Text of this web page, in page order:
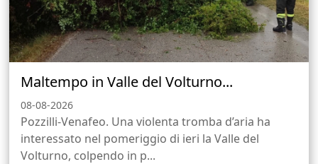
Maltempo in Valle del Volturno...
08-08-2026
Pozzilli-Venafeo. Una violenta tromba d’aria ha
interessato nel pomeriggio di ieri la Valle del
Volturno, colpendo in p...